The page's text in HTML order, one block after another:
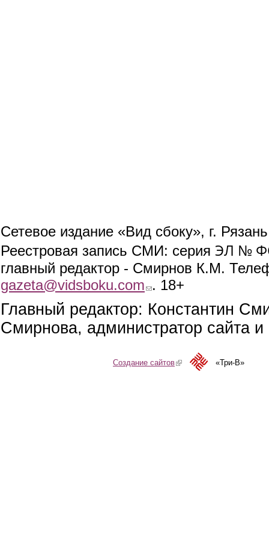
Сетевое издание «Вид сбоку», г.
Реестровая запись СМИ: серия ЭЛ №
главный редактор - Смирнов К.М.
gazeta@vidsboku.com (link sends e-mail)
. 18+
Главный редактор: Константин
Смирнова, администратор сайта
Создание сайтов(link is external)«Три-В»